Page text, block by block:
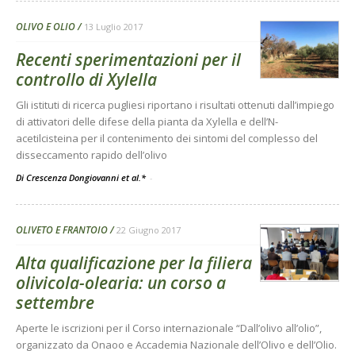
OLIVO E OLIO 13 Luglio 2017
Recenti sperimentazioni per il
controllo di Xylella
Gli istituti di ricerca pugliesi riportano i risultati ottenuti dall’impiego
di attivatori delle difese della pianta da Xylella e dell’N-
acetilcisteina per il contenimento dei sintomi del complesso del
disseccamento rapido dell’olivo
Di Crescenza Dongiovanni et al.* -
OLIVETO E FRANTOIO 22 Giugno 2017
Alta qualificazione per la filiera
olivicola-olearia: un corso a
settembre
Aperte le iscrizioni per il Corso internazionale “Dall’olivo all’olio”,
organizzato da Onaoo e Accademia Nazionale dell’Olivo e dell’Olio.